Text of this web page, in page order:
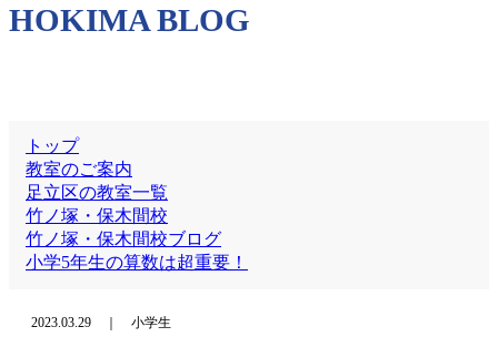
HOKIMA BLOG
トップ
教室のご案内
足立区の教室一覧
竹ノ塚・保木間校
竹ノ塚・保木間校ブログ
小学5年生の算数は超重要！
2023.03.29 ｜ 小学生